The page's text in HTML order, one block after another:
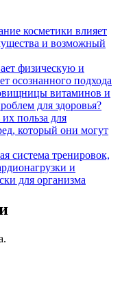
косметики влияет
и возможный
физическую и
осознанного подхода
витаминов и
для здоровья?
польза для
который они могут
система тренировок,
и
для организма